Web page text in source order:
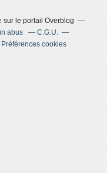
sur le portail Overblog
abus
C.G.U.
Préférences cookies